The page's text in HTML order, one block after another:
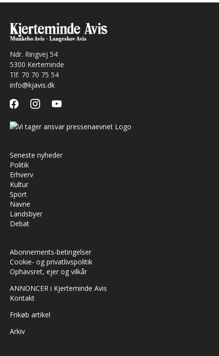
Ndr. Ringvej 54
5300 Kerteminde
Tlf. 70 70 75 54
info@kjavis.dk
facebookinstagramyoutube
Seneste nyheder
Politik
Erhverv
Kultur
Sport
Navne
Landsbyer
Debat
Abonnements-betingelser
Cookie- og privatlivspolitik
Ophavsret, ejer og vilkår
ANNONCER i Kjerteminde Avis
Kontakt
Frikøb artikel
Arkiv